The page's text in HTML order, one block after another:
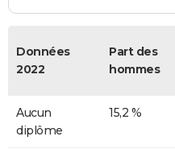
Données
2022
Part des
hommes
Aucun
diplôme
15,2 %